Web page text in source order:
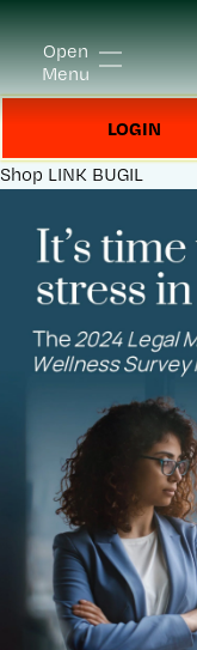
Open
Menu
LOGIN
Shop LINK BUGIL